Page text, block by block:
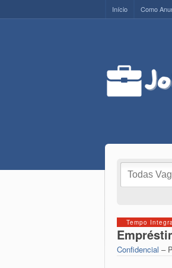
Início Como
Tempo
Confidencial –